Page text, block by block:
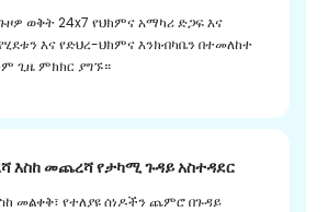
ወቅት 24x7 የህክምና አማካሪ ድጋፍ እና
እና የድህረ-ህክምና እንክብካቤን በተመለከተ
ጊዜ ምክክር ያግኙ።
እስከ መጨረሻ የታካሚ ጉዳይ አስተዳደር
መልቀቅ፣ የተለያዩ ሰነዶችን ጨምሮ በጉዳይ